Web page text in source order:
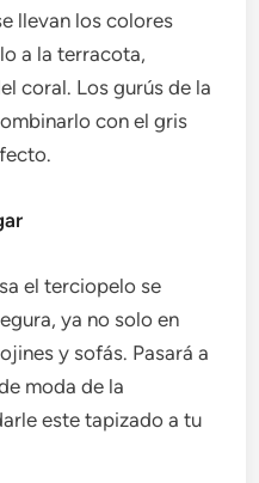
llevan los colores
a la terracota,
coral. Los gurús de la
con el gris
el terciopelo se
ya no solo en
y sofás. Pasará a
moda de la
este tapizado a tu